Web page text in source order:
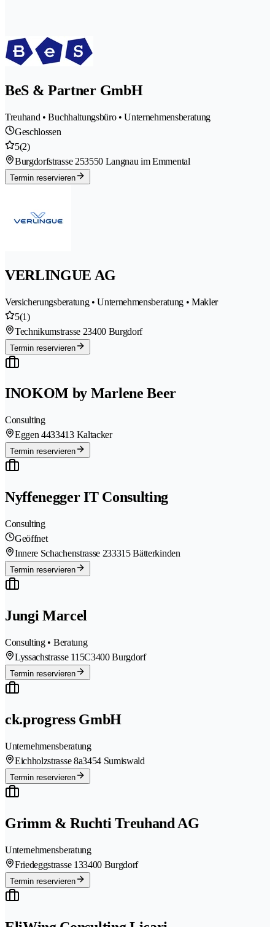
BeS & Partner GmbH
Treuhand • Buchhaltungsbüro • Unternehmensberatung
Geschlossen
5(2)
Burgdorfstrasse 253550 Langnau im Emmental
Termin reservieren
VERLINGUE AG
Versicherungsberatung • Unternehmensberatung • Makler
5(1)
Technikumstrasse 23400 Burgdorf
Termin reservieren
INOKOM by Marlene Beer
Consulting
Eggen 4433413 Kaltacker
Termin reservieren
Nyffenegger IT Consulting
Consulting
Geöffnet
Innere Schachenstrasse 233315 Bätterkinden
Termin reservieren
Jungi Marcel
Consulting • Beratung
Lyssachstrasse 115C3400 Burgdorf
Termin reservieren
ck.progress GmbH
Unternehmensberatung
Eichholzstrasse 8a3454 Sumiswald
Termin reservieren
Grimm & Ruchti Treuhand AG
Unternehmensberatung
Friedeggstrasse 133400 Burgdorf
Termin reservieren